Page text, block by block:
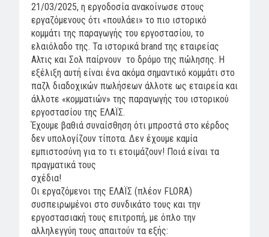
21/03/2025, η εργοδοσία ανακοίνωσε στους
εργαζόμενους ότι «πουλάει» το πιο ιστορικό
κομμάτι της παραγωγής του εργοστασίου, το
ελαιόλαδο της. Τα ιστορικά brand της εταιρείας
Αλτις και Σολ παίρνουν το δρόμο της πώλησης. Η
εξέλιξη αυτή είναι ένα ακόμα σημαντικό κομμάτι στο
παζλ διαδοχικών πωλήσεων άλλοτε ως εταιρεία και
άλλοτε «κομματιών» της παραγωγής του ιστορικού
εργοστασίου της ΕΛΑΪΣ.
Έχουμε βαθιά συναίσθηση ότι μπροστά στο κέρδος
δεν υπολογίζουν τίποτα. Δεν έχουμε καμία
εμπιστοσύνη για το τι ετοιμάζουν! Πoιά είναι τα
πραγματικά τους
σχέδια!
Οι εργαζόμενοι της ΕΛΑΪΣ (πλέον FLORA)
συσπειρωμένοι στο συνδικάτο τους και την
εργοστασιακή τους επιτροπή, με όπλο την
αλληλεγγύη τους απαιτούν τα εξής: